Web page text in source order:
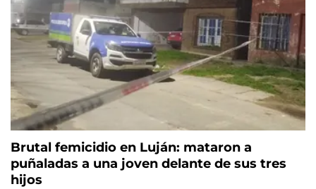
Brutal femicidio en Luján: mataron a
puñaladas a una joven delante de sus tres
hijos